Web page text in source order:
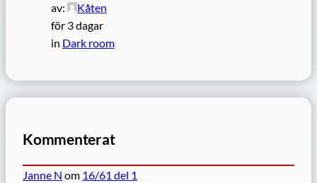
av:
Kåten
för 3 dagar
in Dark room
Kommenterat
Janne N om 16/61 del 1